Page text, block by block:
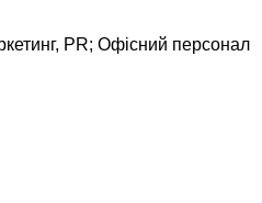
PR;Офісний персонал